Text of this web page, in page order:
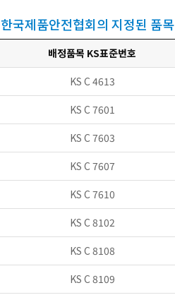
한국제품안전협회의 지정된 품목
배정품목 KS표준번호
KS C 4613
KS C 7601
KS C 7603
KS C 7607
KS C 7610
KS C 8102
KS C 8108
KS C 8109